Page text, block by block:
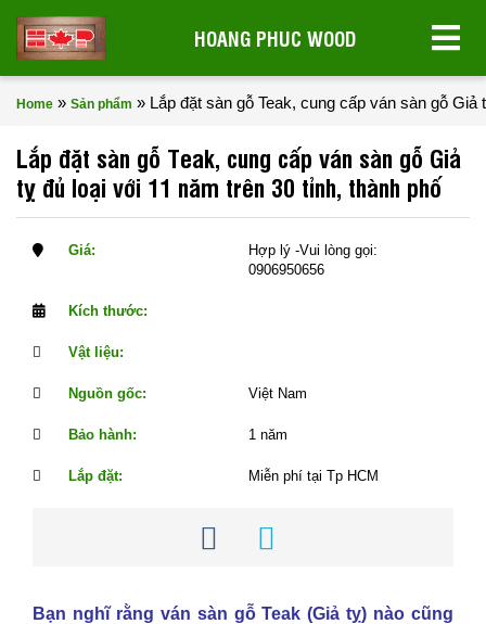
HOANG PHUC WOOD
Home » Sản phẩm » Lắp đặt sàn gỗ Teak, cung cấp ván sàn gỗ
Lắp đặt sàn gỗ Teak, cung cấp ván sàn gỗ Giả
tỵ đủ loại với 11 năm trên 30 tỉnh, thành phố
Giá:
Hợp lý -Vui lòng gọi:
0906950656
Kích thước:
Vật liệu:
Nguồn gốc: Việt Nam
Bảo hành: 1 năm
Lắp đặt: Miễn phí tại Tp HCM
Bạn nghĩ rằng ván sàn gỗ Teak (Giả tỵ) nào cũng